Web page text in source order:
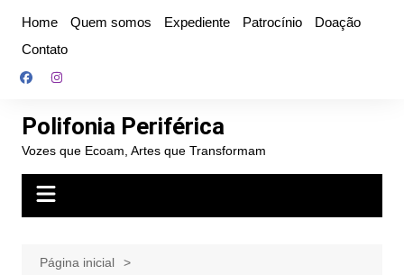
conteúdo
Home Quem somos Expediente Patrocínio
Doação
Contato
Polifonia Periférica
Vozes que Ecoam, Artes que Transformam
Página inicial